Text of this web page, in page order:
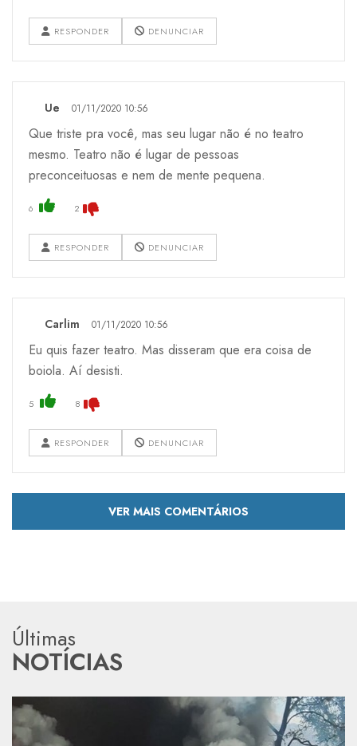
RESPONDER DENUNCIAR
Ue 01/11/2020 10:56
Que triste pra você, mas seu lugar não é no teatro
mesmo. Teatro não é lugar de pessoas
preconceituosas e nem de mente pequena.
6 2
RESPONDER DENUNCIAR
Carlim 01/11/2020 10:56
Eu quis fazer teatro. Mas disseram que era coisa de
boiola. Aí desisti.
5 8
RESPONDER DENUNCIAR
VER MAIS COMENTÁRIOS
Últimas
NOTÍCIAS